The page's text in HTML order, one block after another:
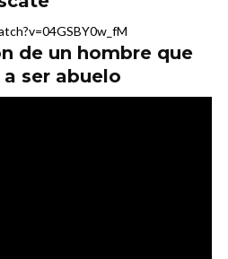
de un hombre que
ser abuelo